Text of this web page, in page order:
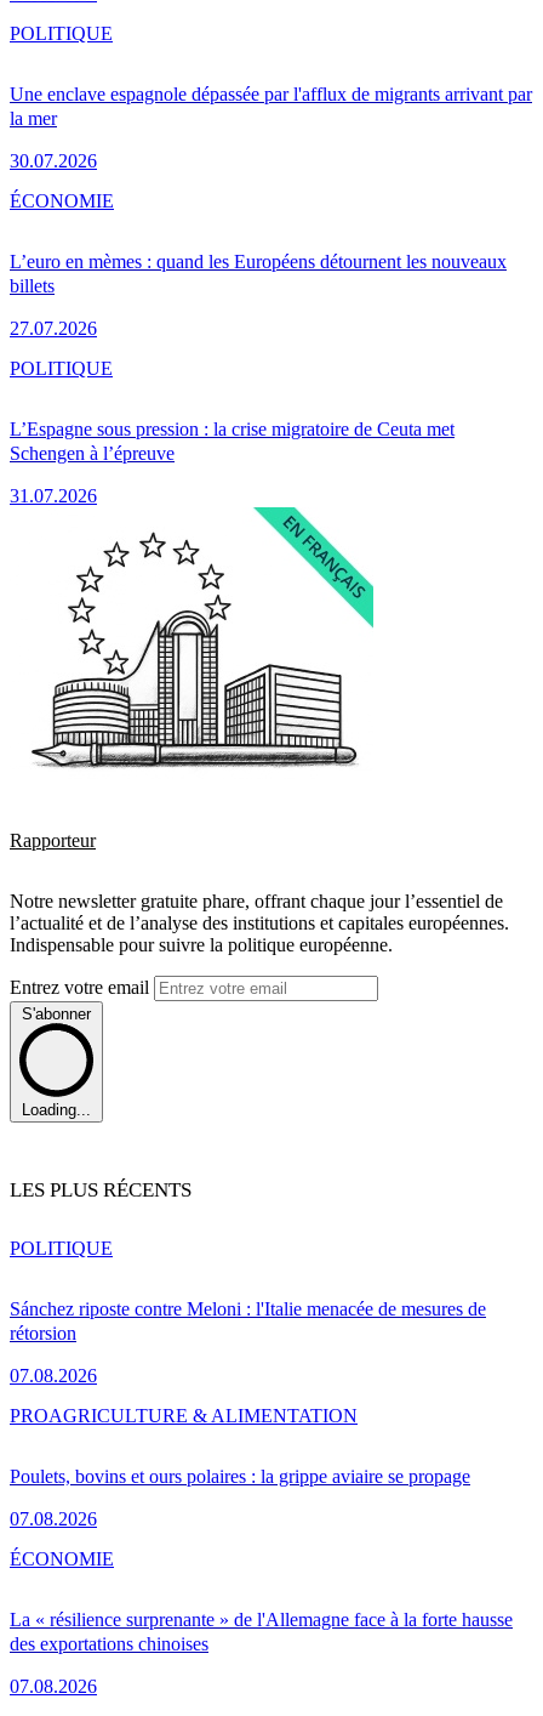
Une enclave espagnole dépassée par l'afflux de migrants arrivant par
la mer
30.07.2026
POLITIQUE
L’euro en mèmes : quand les Européens détournent les nouveaux
billets
27.07.2026
ÉCONOMIE
L’Espagne sous pression : la crise migratoire de Ceuta met
Schengen à l’épreuve
31.07.2026
POLITIQUE
Rapporteur
Notre newsletter gratuite phare, offrant chaque jour l’essentiel de
l’actualité et de l’analyse des institutions et capitales européennes.
Indispensable pour suivre la politique européenne.
Entrez votre email
S'abonner
Loading...
LES PLUS RÉCENTS
Sánchez riposte contre Meloni : l'Italie menacée de mesures de
rétorsion
07.08.2026
POLITIQUE
Poulets, bovins et ours polaires : la grippe aviaire se propage
07.08.2026
PROAGRICULTURE & ALIMENTATION
La « résilience surprenante » de l'Allemagne face à la forte hausse
des exportations chinoises
07.08.2026
ÉCONOMIE